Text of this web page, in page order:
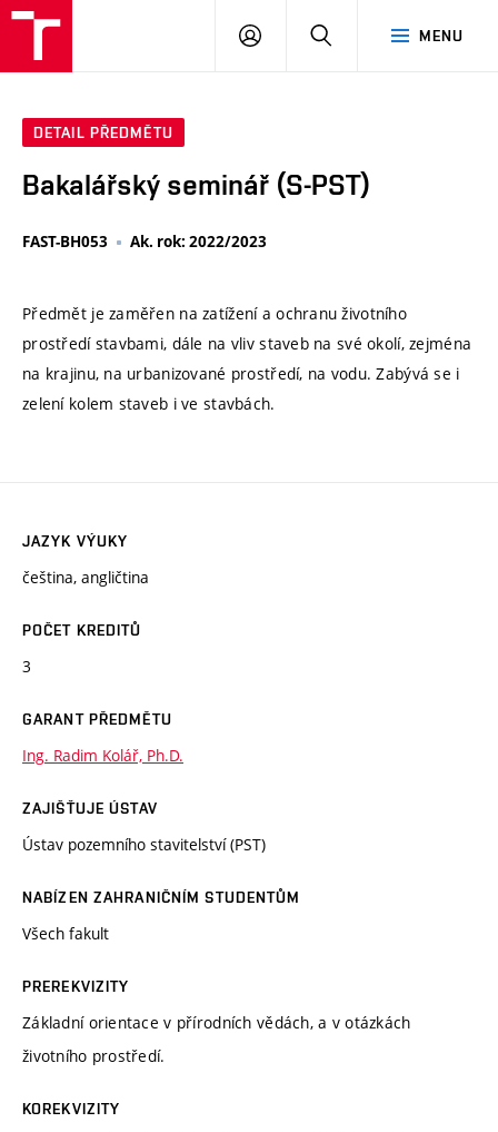
MENU
PŘIHLÁSIT
DETAIL PŘEDMĚTU
Bakalářský seminář (S-PST)
FAST-BH053 Ak. rok: 2022/2023
Předmět je zaměřen na zatížení a ochranu životního
prostředí stavbami, dále na vliv staveb na své okolí, zejména
na krajinu, na urbanizované prostředí, na vodu. Zabývá se i
zelení kolem staveb i ve stavbách.
JAZYK VÝUKY
čeština, angličtina
POČET KREDITŮ
3
GARANT PŘEDMĚTU
Ing. Radim Kolář, Ph.D.
ZAJIŠŤUJE ÚSTAV
Ústav pozemního stavitelství (PST)
NABÍZEN ZAHRANIČNÍM STUDENTŮM
Všech fakult
PREREKVIZITY
Základní orientace v přírodních vědách, a v otázkách
životního prostředí.
KOREKVIZITY